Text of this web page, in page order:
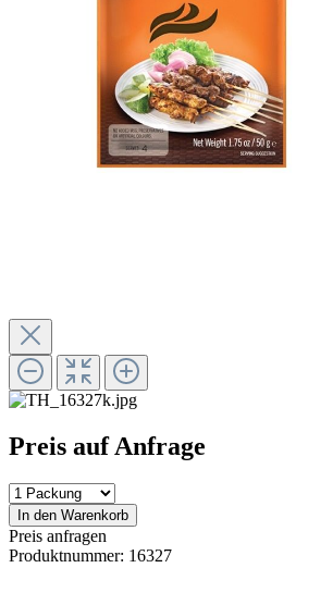
Preis auf Anfrage
In den Warenkorb
Preis anfragen
Produktnummer: 16327